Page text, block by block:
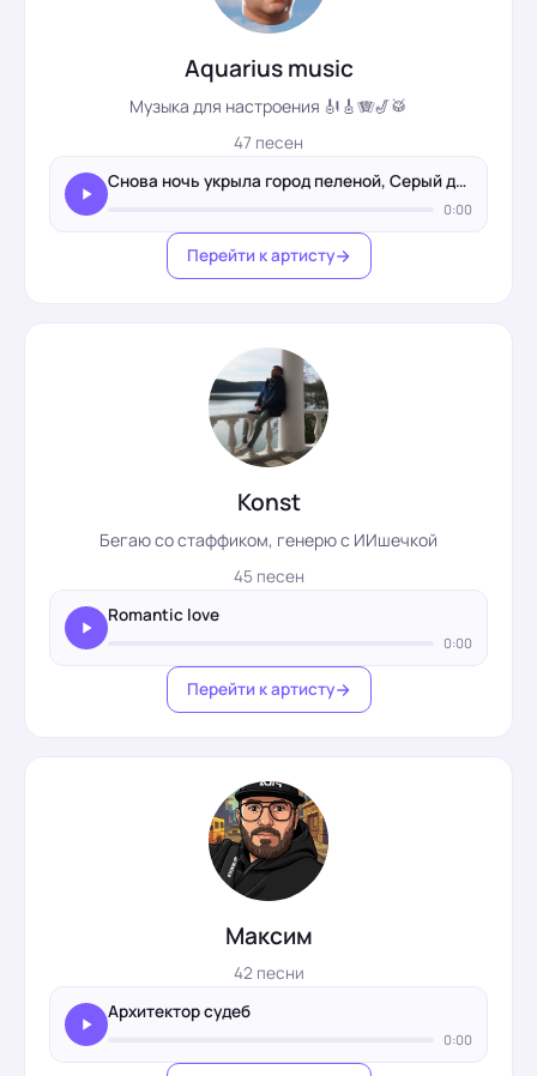
Aquarius music
Музыка для настроения 🎻🎸🪗🎷🥁
47 песен
Снова ночь укрыла город пеленой, Серый дождь стирает следы…
0:00
Перейти к артисту
Konst
Бегаю со стаффиком, генерю с ИИшечкой
45 песен
Romantic love
0:00
Перейти к артисту
Максим
42 песни
Архитектор судеб
0:00